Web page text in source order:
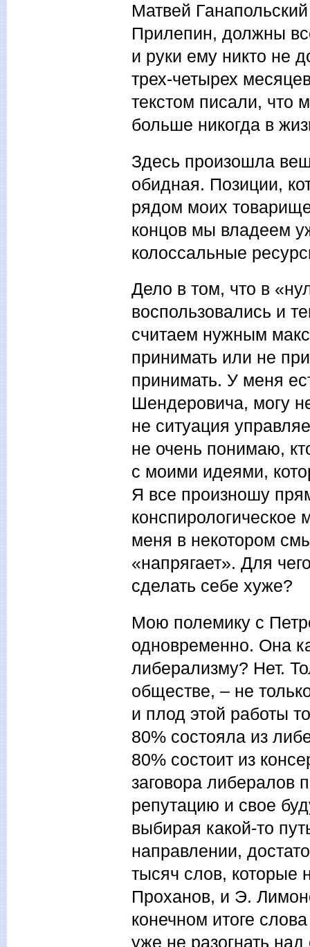
Матвей
Прилепин, должны
и руки ему никто не
трех-четырех
текстом писали, что
больше никогда в
Здесь произошла
обидная. Позиции,
рядом моих
концов мы владеем
колоссальные
Дело в том, что в
воспользовались и
считаем нужным
принимать или не
принимать. У меня
Шендеровича, могу
не ситуация
не очень понимаю,
с моими идеями,
Я все произношу
конспирологическое
меня в некотором
«напрягает». Для
сделать себе хуже?
Мою полемику с
одновременно. Она
либерализму? Нет.
обществе, – не
и плод этой работы
80% состояла из
80% состоит из
заговора либералов
репутацию и свое
выбирая какой-то
направлении,
тысяч слов,
Проханов, и Э.
конечном итоге
уже не разогнать